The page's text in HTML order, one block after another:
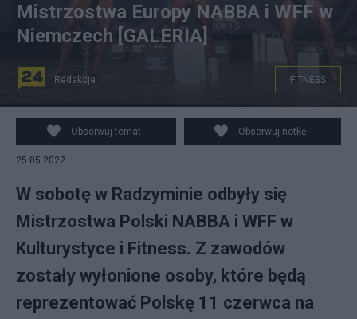
W sobotę w Radzyminie odbyły się Mistrzostwa Polski
NABBA i WFF w Kulturystyce i Fitness. Źródło: Sylwester
Szymczuk bodybuilding Photography/Facebook
Mistrzostwa Europy NABBA i WFF w
Niemczech [GALERIA]
Redakcja FITNESS
Obserwuj temat Obserwuj notkę
25.05.2022
W sobotę w Radzyminie odbyły się
Mistrzostwa Polski NABBA i WFF w
Kulturystyce i Fitness. Z zawodów
zostały wyłonione osoby, które będą
reprezentować Polskę 11 czerwca na